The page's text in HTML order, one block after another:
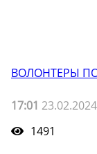
ВОЛОНТЕРЫ
17:01
1491